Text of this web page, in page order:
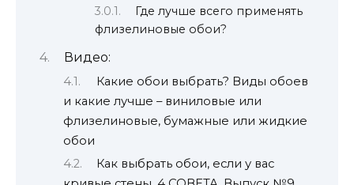
Где лучше всего применять
флизелиновые обои?
Видео:
Какие обои выбрать? Виды обоев
и какие лучше – виниловые или
флизелиновые, бумажные или жидкие
обои
Как выбрать обои, если у вас